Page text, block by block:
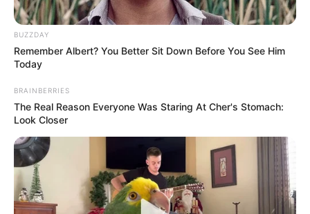
BUZZDAY
Remember Albert? You Better Sit Down Before You See Him
Today
BRAINBERRIES
The Real Reason Everyone Was Staring At Cher's Stomach:
Look Closer